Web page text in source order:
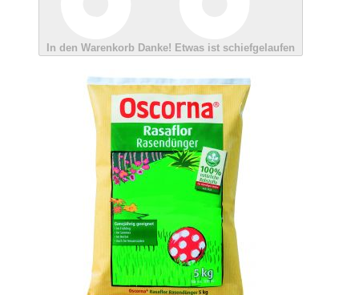
In den Warenkorb Danke! Etwas ist schiefgelaufen